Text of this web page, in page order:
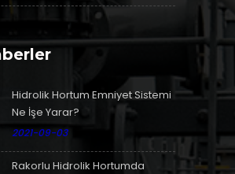
Hidrolik Hortum Emniyet Sistemi
Ne İşe Yarar?
2021-09-03
Rakorlu Hidrolik Hortumda